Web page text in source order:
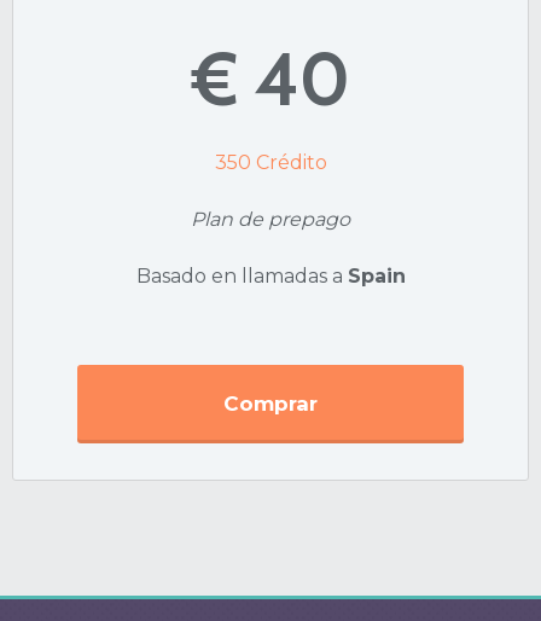
€ 40
350 Crédito
Plan de prepago
Basado en llamadas a Spain
Comprar